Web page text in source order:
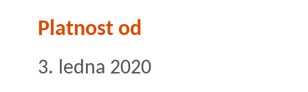
Platnost od
3. ledna 2020